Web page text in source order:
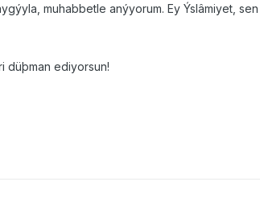
muhabbetle anýyorum. Ey Ýslâmiyet,
düþman ediyorsun!